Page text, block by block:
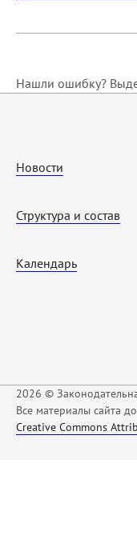
Нашли ошибку?
Новости
Структура и состав
Календарь
2026 ©
Все материалы сайта
Creative Commons